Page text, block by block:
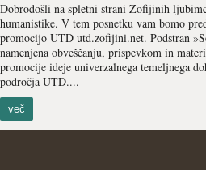
Dobrodošli na spletni strani Zofijinih
humanistike. V tem posnetku vam bomo
promocijo UTD utd.zofijini.net. Podstran
namenjena obveščanju, prispevkom in
promocije ideje univerzalnega temeljnega
področja UTD....
več